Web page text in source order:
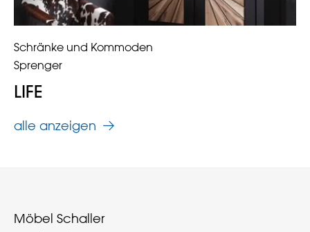
alle anzeigen
Schränke und Kommoden
Sprenger
LIFE
Möbel Schaller